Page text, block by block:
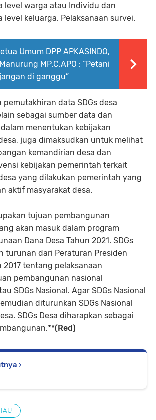
level warga atau Individu dan
level keluarga. Pelaksanaan survei.
Umum DPP APKASINDO,
MP.C.APO : “Petani
di ganggu”
pemutakhiran data SDGs desa
sebagai sumber data dan
menentukan kebijakan
juga dimaksudkan untuk melihat
kemandirian desa dan
kebijakan pemerintah terkait
yang dilakukan pemerintah yang
aktif masyarakat desa.
tujuan pembangunan
akan masuk dalam program
Dana Desa Tahun 2021. SDGs
turunan dari Peraturan Presiden
2017 tentang pelaksanaan
pembangunan nasional
SDGs Nasional. Agar SDGs Nasional
diturunkan SDGs Nasional
SDGs Desa diharapkan sebagai
**(Red)